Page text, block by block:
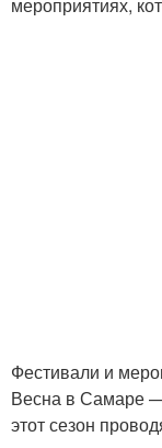
Фестивали и
Весна в Самаре
этот сезон